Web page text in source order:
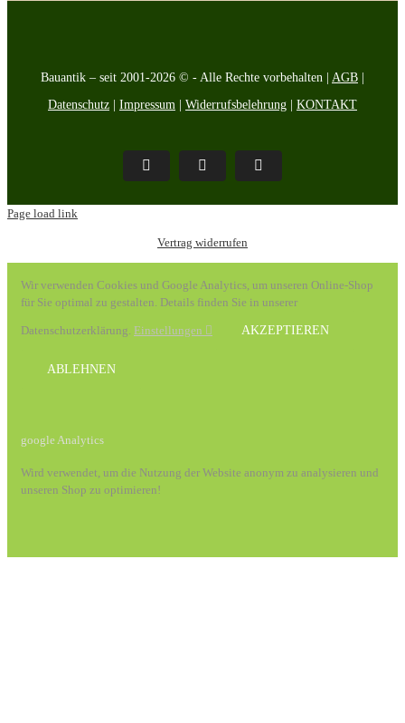
Bauantik – seit 2001-2026 © - Alle Rechte vorbehalten | AGB |
Datenschutz | Impressum | Widerrufsbelehrung | KONTAKT
Pinterest FacebookInstagram
Page load link
Vertrag widerrufen
Wir verwenden Cookies und Google Analytics, um unseren Online-Shop
für Sie optimal zu gestalten. Details finden Sie in unserer
Datenschutzerklärung. Einstellungen AKZEPTIEREN
ABLEHNEN
google Analytics
Wird verwendet, um die Nutzung der Website anonym zu analysieren und
unseren Shop zu optimieren!